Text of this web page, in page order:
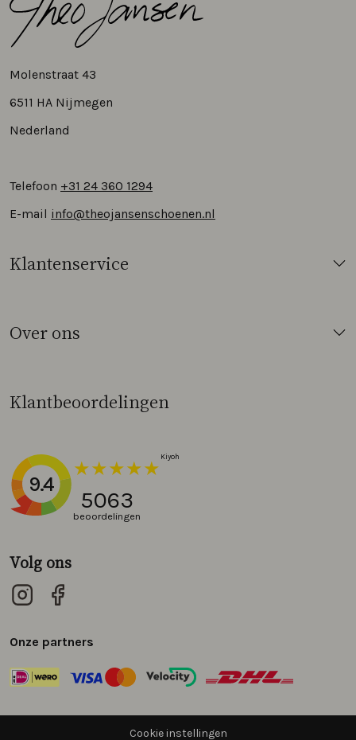
Molenstraat 43
6511 HA Nijmegen
Nederland
Telefoon +31 24 360 1294
E-mail info@theojansenschoenen.nl
Klantenservice
Over ons
Klantbeoordelingen
9.4
5063
beoordelingen
Volg ons
Onze partners
Cookie instellingen